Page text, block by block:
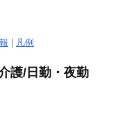
| 凡例
護/日勤・夜勤